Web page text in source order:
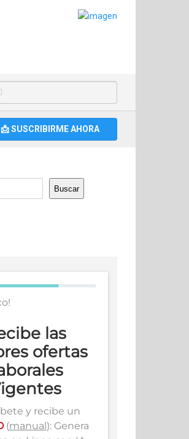
📩 SUSCRIBIRME AHORA
Buscar